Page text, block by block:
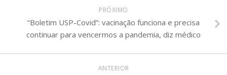
PRÓXIMO
“Boletim USP-Covid”: vacinação funciona e precisa
continuar para vencermos a pandemia, diz médico
ANTERIOR